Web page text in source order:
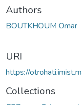
Authors
BOUTKHOUM Omar
URI
https://
Collections